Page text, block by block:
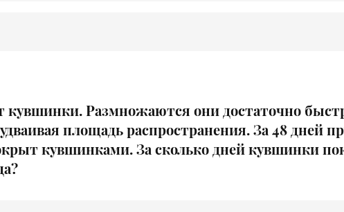
кувшинки. Размножаются они достаточно
площадь распространения. За 48 дней
кувшинками. За сколько дней кувшинки